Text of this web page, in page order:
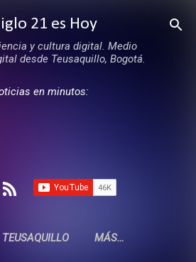
contenido principal
21 es Hoy
y cultura digital. Medio
desde Teusaquillo, Bogotá.
en minutos:
TEUSAQUILLO MÁS…